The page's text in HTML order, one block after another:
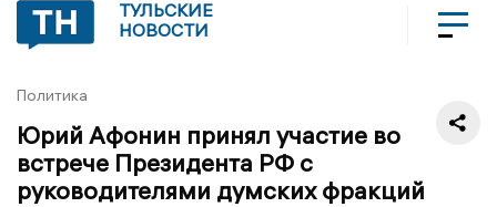
ТУЛЬСКИЕ
НОВОСТИ
Политика
Юрий Афонин принял участие во
встрече Президента РФ с
руководителями думских фракций